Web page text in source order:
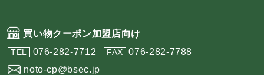
買い物クーポン加盟店向け
TEL 076-282-7712 FAX
076-282-7788
noto-cp@bsec.jp